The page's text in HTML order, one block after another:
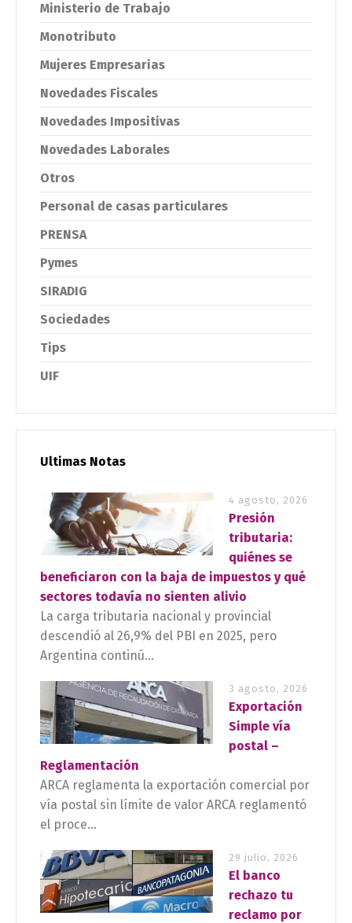
Ministerio de Trabajo
Monotributo
Mujeres Empresarias
Novedades Fiscales
Novedades Impositivas
Novedades Laborales
Otros
Personal de casas particulares
PRENSA
Pymes
SIRADIG
Sociedades
Tips
UIF
Ultimas Notas
4 agosto, 2026
Presión
tributaria:
quiénes se
beneficiaron con la baja de impuestos y qué
sectores todavía no sienten alivio
La carga tributaria nacional y provincial
descendió al 26,9% del PBI en 2025, pero
Argentina continú...
3 agosto, 2026
Exportación
Simple vía
postal –
Reglamentación
ARCA reglamenta la exportación comercial por
vía postal sin límite de valor ARCA reglamentó
el proce...
29 julio, 2026
El banco
rechazo tu
reclamo por